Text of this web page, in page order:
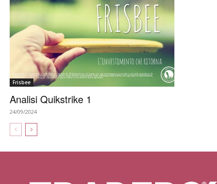
Frisbee
Analisi Quikstrike 1
24/09/2024